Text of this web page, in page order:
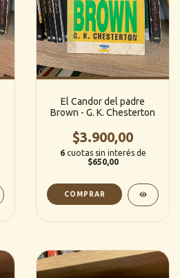
El Candor del padre
Brown - G. K. Chesterton
$3.900,00
6 cuotas sin interés de
$650,00